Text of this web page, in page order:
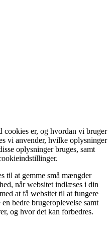
er, og hvordan vi bruger
vi anvender, hvilke oplysninger
oplysninger bruges, samt
til at gemme små mængder
når websitet indlæses i din
at få websitet til at fungere
bedre brugeroplevelse samt
og hvor det kan forbedres.